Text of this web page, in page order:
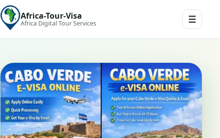
Africa-Tour-Visa
Africa Digital Tour Services ☰